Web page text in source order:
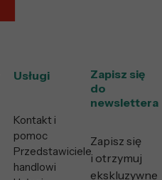
Usługi
Kontakt i
pomoc
Przedstawiciele
handlowi
Zapisz się
do
newslettera
Zapisz się
i otrzymuj
ekskluzywne